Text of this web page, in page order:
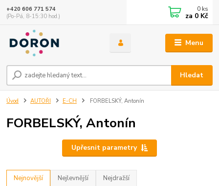
Menu
Hledat
+420 606 771 574
(Po-Pá, 8-15:30 hod.)
0 ks
za 0 Kč
Úvod AUTOŘI E-CH FORBELSKÝ, Antonín
FORBELSKÝ, Antonín
Upřesnit parametry
Nejnovější Nejlevnější Nejdražší